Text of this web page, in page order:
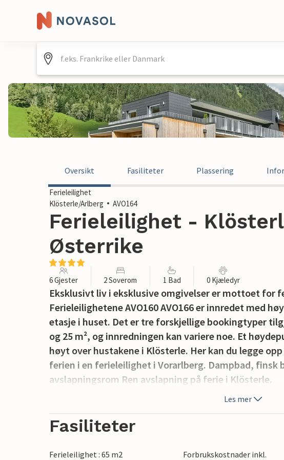
Oversikt Fasiliteter Plassering
Ferieleilighet
Klösterle/Arlberg
AVO164
Ferieleilighet -
Østerrike
6 Gjester 2 Soverom 1 Bad 0 Kjæledyr
Eksklusivt liv i eksklusive omgivelser er mottoet for
Ferieleilighetene AVO160 AVO166 er innredet med
etasje i huset. Det er tre forskjellige bookingtyper
og 25 m², og innredningen kan variere noe. Et
høyt over hustakene i Klösterle. Her kan du legge
ferien i en ferieleilighet i Vorarlberg. Dampbad, finsk
avslapningsrom Ren avslapning på ferie i Klösterle.
forespørsel og mot en avgift. Hotellet tilbyr også
Les mer
Fasiliteter
Ferieleilighet : 65 m2 Forbrukskostnader inkl.